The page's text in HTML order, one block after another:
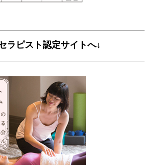
ラピスト認定サイトへ↓